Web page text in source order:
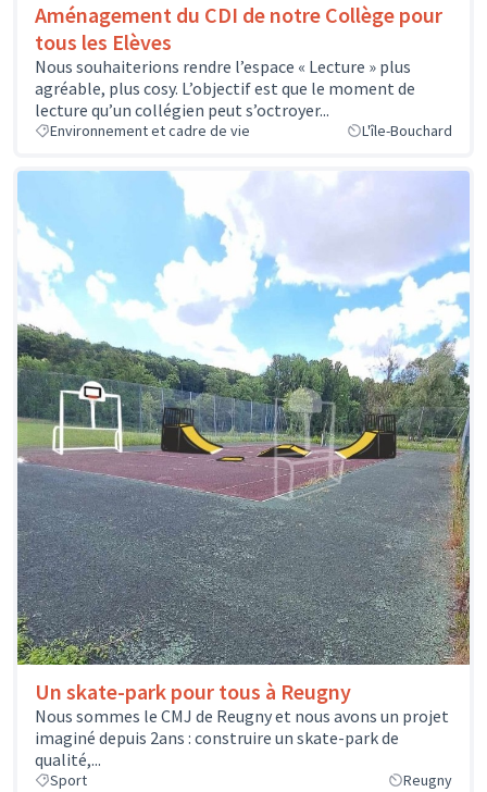
Aménagement du CDI de notre Collège pour
tous les Elèves
Nous souhaiterions rendre l’espace « Lecture » plus
agréable, plus cosy. L’objectif est que le moment de
lecture qu’un collégien peut s’octroyer...
Environnement et cadre de vie L'île-Bouchard
Un skate-park pour tous à Reugny
Nous sommes le CMJ de Reugny et nous avons un projet
imaginé depuis 2ans : construire un skate-park de
qualité,...
Sport Reugny